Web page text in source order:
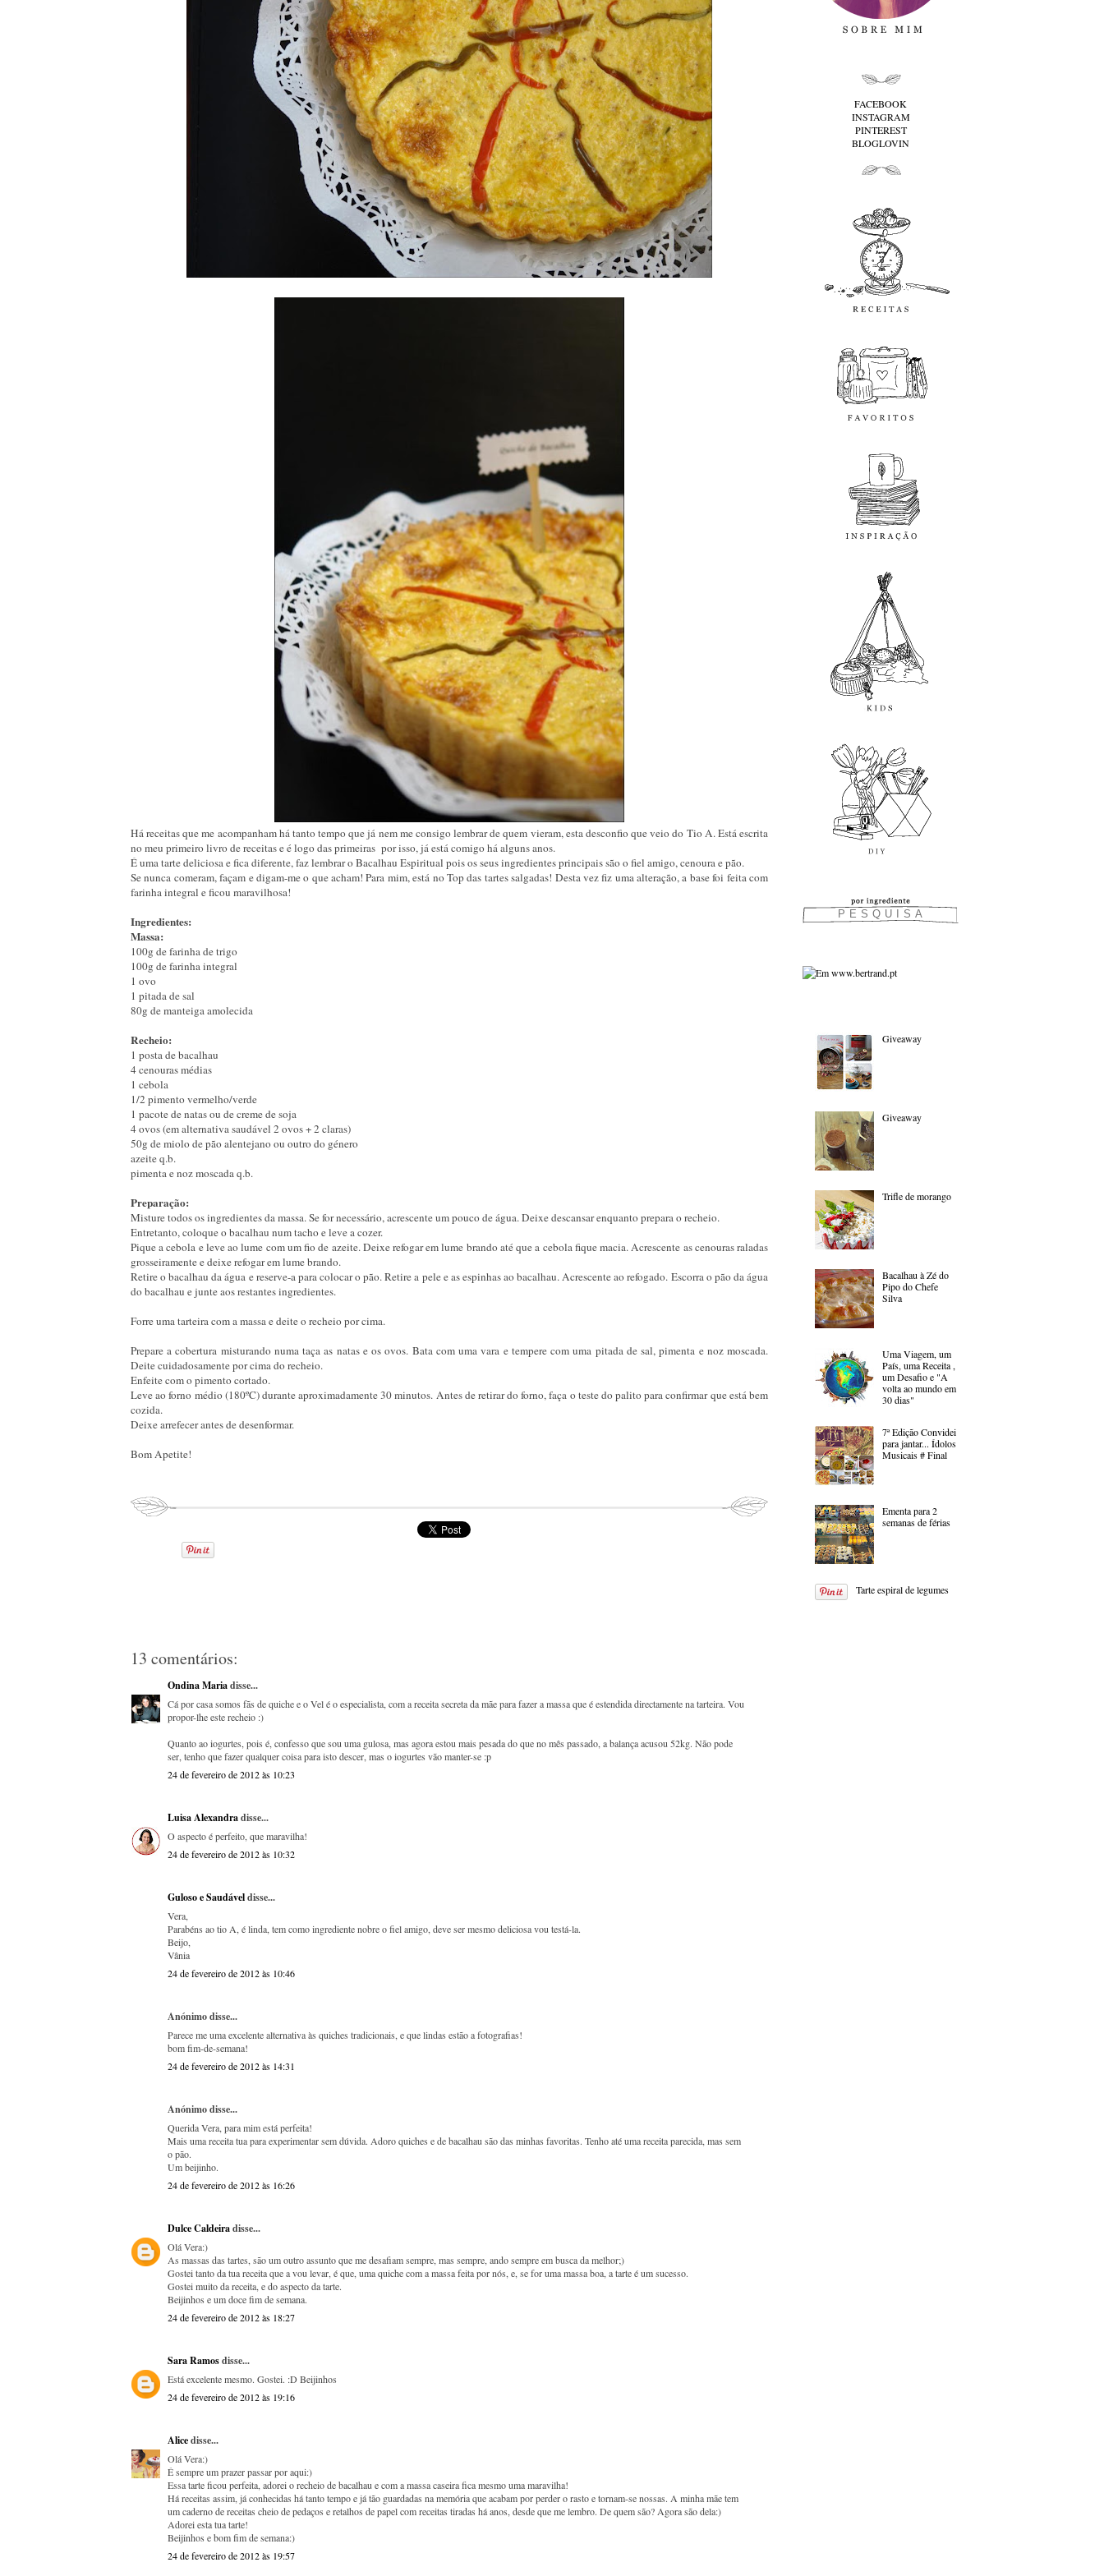
Há receitas que me acompanham há tanto tempo que já nem me consigo lembrar de quem vieram, esta desconfio que veio do Tio A. Está escrita
no meu primeiro livro de receitas e é logo das primeiras por isso, já está comigo há alguns anos.
É uma tarte deliciosa e fica diferente, faz lembrar o Bacalhau Espiritual pois os seus ingredientes principais são o fiel amigo, cenoura e pão.
Se nunca comeram, façam e digam-me o que acham! Para mim, está no Top das tartes salgadas! Desta vez fiz uma alteração, a base foi feita com
farinha integral e ficou maravilhosa!
Ingredientes:
Massa:
100g de farinha de trigo
100g de farinha integral
1 ovo
1 pitada de sal
80g de manteiga amolecida
Recheio:
1 posta de bacalhau
4 cenouras médias
1 cebola
1/2 pimento vermelho/verde
1 pacote de natas ou de creme de soja
4 ovos (em alternativa saudável 2 ovos + 2 claras)
50g de miolo de pão alentejano ou outro do género
azeite q.b.
pimenta e noz moscada q.b.
Preparação:
Misture todos os ingredientes da massa. Se for necessário, acrescente um pouco de água. Deixe descansar enquanto prepara o recheio.
Entretanto, coloque o bacalhau num tacho e leve a cozer.
Pique a cebola e leve ao lume com um fio de azeite. Deixe refogar em lume brando até que a cebola fique macia. Acrescente as cenouras raladas
grosseiramente e deixe refogar em lume brando.
Retire o bacalhau da água e reserve-a para colocar o pão. Retire a pele e as espinhas ao bacalhau. Acrescente ao refogado. Escorra o pão da água
do bacalhau e junte aos restantes ingredientes.
Forre uma tarteira com a massa e deite o recheio por cima.
Prepare a cobertura misturando numa taça as natas e os ovos. Bata com uma vara e tempere com uma pitada de sal, pimenta e noz moscada.
Deite cuidadosamente por cima do recheio.
Enfeite com o pimento cortado.
Leve ao forno médio (180ºC) durante aproximadamente 30 minutos. Antes de retirar do forno, faça o teste do palito para confirmar que está bem
cozida.
Deixe arrefecer antes de desenformar.
Bom Apetite!
13 comentários:
Ondina Mariadisse...
Cá por casa somos fãs de quiche e o Vel é o especialista, com a receita secreta da mãe para fazer a massa que é estendida directamente na tarteira. Vou
propor-lhe este recheio :)
Quanto ao iogurtes, pois é, confesso que sou uma gulosa, mas agora estou mais pesada do que no mês passado, a balança acusou 52kg. Não pode
ser, tenho que fazer qualquer coisa para isto descer, mas o iogurtes vão manter-se :p
24 de fevereiro de 2012 às 10:23
Luisa Alexandradisse...
O aspecto é perfeito, que maravilha!
24 de fevereiro de 2012 às 10:32
Guloso e Saudáveldisse...
Vera,
Parabéns ao tio A, é linda, tem como ingrediente nobre o fiel amigo, deve ser mesmo deliciosa vou testá-la.
Beijo,
Vânia
24 de fevereiro de 2012 às 10:46
Anónimo disse...
Parece me uma excelente alternativa às quiches tradicionais, e que lindas estão a fotografias!
bom fim-de-semana!
24 de fevereiro de 2012 às 14:31
Anónimo disse...
Querida Vera, para mim está perfeita!
Mais uma receita tua para experimentar sem dúvida. Adoro quiches e de bacalhau são das minhas favoritas. Tenho até uma receita parecida, mas sem
o pão.
Um beijinho.
24 de fevereiro de 2012 às 16:26
Dulce Caldeiradisse...
Olá Vera:)
As massas das tartes, são um outro assunto que me desafiam sempre, mas sempre, ando sempre em busca da melhor;)
Gostei tanto da tua receita que a vou levar, é que, uma quiche com a massa feita por nós, e, se for uma massa boa, a tarte é um sucesso.
Gostei muito da receita, e do aspecto da tarte.
Beijinhos e um doce fim de semana.
24 de fevereiro de 2012 às 18:27
Sara Ramosdisse...
Está excelente mesmo. Gostei. :D Beijinhos
24 de fevereiro de 2012 às 19:16
Alicedisse...
Olá Vera:)
É sempre um prazer passar por aqui:)
Essa tarte ficou perfeita, adorei o recheio de bacalhau e com a massa caseira fica mesmo uma maravilha!
Há receitas assim, já conhecidas há tanto tempo e já tão guardadas na memória que acabam por perder o rasto e tornam-se nossas. A minha mãe tem
um caderno de receitas cheio de pedaços e retalhos de papel com receitas tiradas há anos, desde que me lembro. De quem são? Agora são dela:)
Adorei esta tua tarte!
Beijinhos e bom fim de semana:)
24 de fevereiro de 2012 às 19:57
FACEBOOK
INSTAGRAM
PINTEREST
BLOGLOVIN
Giveaway
Giveaway
Trifle de morango
Bacalhau à Zé do
Pipo do Chefe
Silva
Uma Viagem, um
País, uma Receita ,
um Desafio e "A
volta ao mundo em
30 dias"
7ª Edição Convidei
para jantar... Ídolos
Musicais # Final
Ementa para 2
semanas de férias
Tarte espiral de legumes